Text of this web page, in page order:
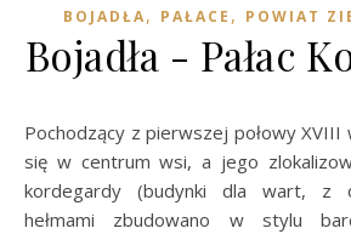
BOJADŁA, PAŁACE , POWIAT
Bojadła - Pałac
Pochodzący z pierwszej połowy XVIII wieku pałac znajduje
się w centrum wsi, a jego
kordegardy (budynki dla wart, z
hełmami zbudowano w stylu